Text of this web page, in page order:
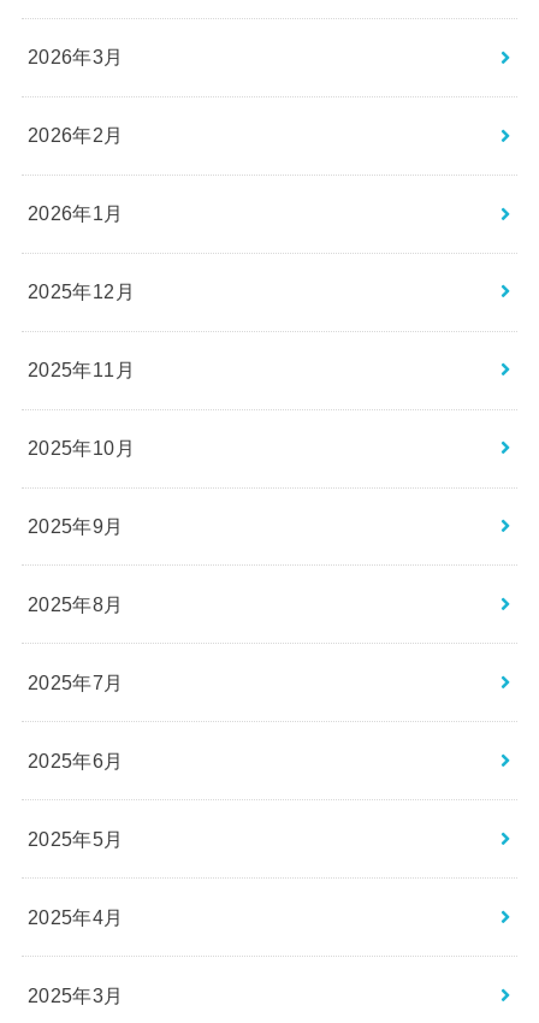
2026年3月
2026年2月
2026年1月
2025年12月
2025年11月
2025年10月
2025年9月
2025年8月
2025年7月
2025年6月
2025年5月
2025年4月
2025年3月